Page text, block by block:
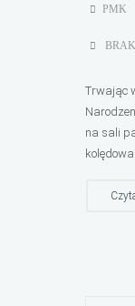
PMK
Trwając
na sali